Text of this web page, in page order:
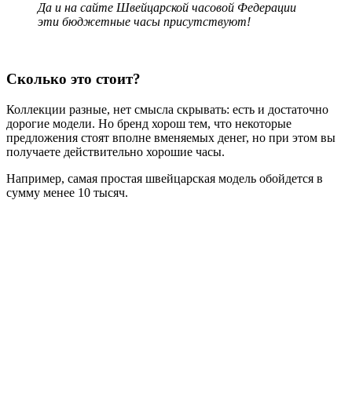
Да и на сайте Швейцарской часовой Федерации
эти бюджетные часы присутствуют!
Сколько это стоит?
Коллекции разные, нет смысла скрывать: есть и достаточно
дорогие модели. Но бренд хорош тем, что некоторые
предложения стоят вполне вменяемых денег, но при этом вы
получаете действительно хорошие часы.
Например, самая простая швейцарская модель обойдется в
сумму менее 10 тысяч.